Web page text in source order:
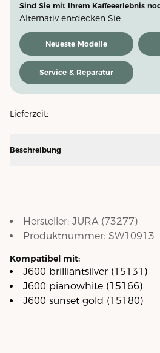
Sind Sie mit Ihrem Kaffeeerlebnis
Alternativ entdecken Sie
Neueste Modelle
Service & Reparatur
Lieferzeit:
Beschreibung
Hersteller: JURA (73277)
Produktnummer: SW10913
Kompatibel mit:
J600 brilliantsilver (15131)
J600 pianowhite (15166)
J600 sunset gold (15180)